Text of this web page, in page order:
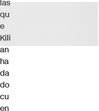
las
qu
e
Kili
an
ha
da
do
cu
en